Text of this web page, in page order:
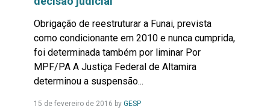
Obrigação de reestruturar a Funai, prevista
como condicionante em 2010 e nunca cumprida,
foi determinada também por liminar Por
MPF/PA A Justiça Federal de Altamira
determinou a suspensão...
15 de fevereiro de 2016 by GESPLeia